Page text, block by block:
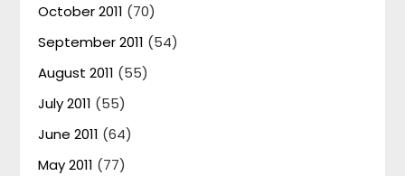
October 2011 (70)
September 2011 (54)
August 2011 (55)
July 2011 (55)
June 2011 (64)
May 2011 (77)